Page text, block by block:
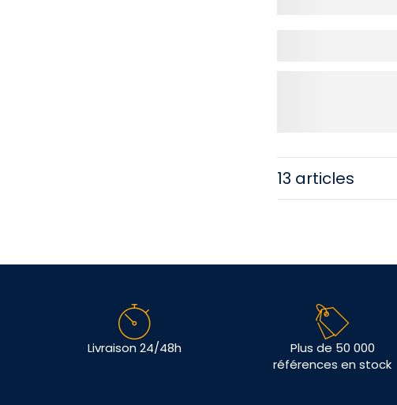
13 articles
Livraison 24/48h
Plus de 50 000
références en stock